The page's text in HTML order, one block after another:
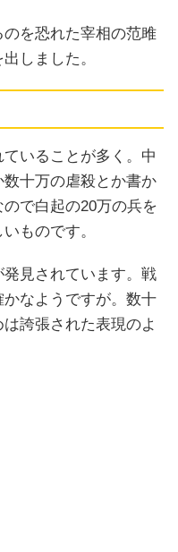
を恐れた宰相の范雎
しました。
いることが多く。中
十万の虐殺とか書か
で白起の20万の兵を
ものです。
見されています。戦
なようですが。数十
誇張された表現のよ